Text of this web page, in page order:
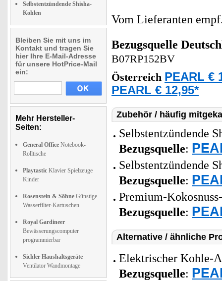
Selbstentzündende Shisha-
Kohlen
Bleiben Sie mit uns im
Kontakt und tragen Sie
hier Ihre E-Mail-Adresse
für unsere HotPrice-Mail
ein:
Mehr Hersteller-
Seiten:
General Office Notebook-
Rolltische
Playtastic Klavier Spielzeuge
Kinder
Rosenstein & Söhne Günstige
Wasserfilter-Kartuschen
Royal Gardineer
Bewässerungscomputer
programmierbar
Sichler Haushaltsgeräte
Ventilator Wandmontage
Vom Lieferanten
Bezugsquelle
B07RP152BV
Österreich PEARL €
PEARL € 12,95*
Zubehör / häufig
Selbstentzündende
Bezugsquelle:
Selbstentzündende
Bezugsquelle:
Premium-
Bezugsquelle:
Alternative / ähnliche
Elektrischer Kohle-
Bezugsquelle: